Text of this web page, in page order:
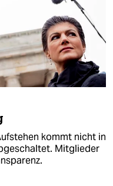
kommt nicht in
Mitglieder